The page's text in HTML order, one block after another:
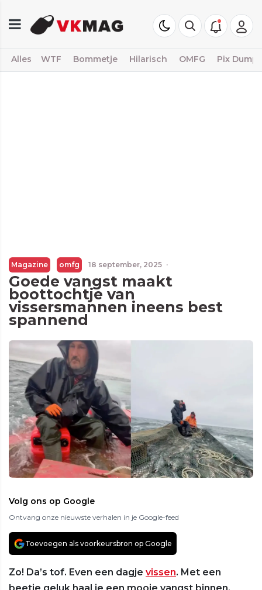
Alles WTF Bommetje Hilarisch OMFG Pix Dump
Magazine omfg 18 september, 2025 ·
Goede vangst maakt
boottochtje van
vissersmannen ineens best
spannend
Volg ons op Google
Ontvang onze nieuwste verhalen in je Google-feed
Toevoegen als voorkeursbron op Google
Zo! Da’s tof. Even een dagje vissen. Met een